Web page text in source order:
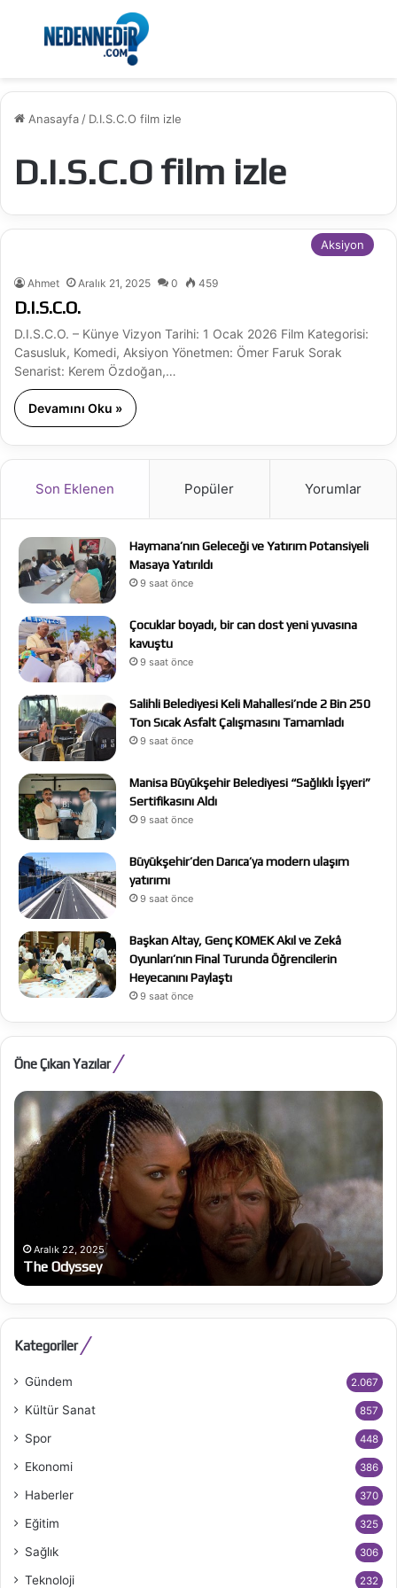
Menü
Anasayfa / D.I.S.C.O film izle
D.I.S.C.O film izle
Aksiyon
Ahmet Aralık 21, 2025 0 459
D.I.S.C.O.
D.I.S.C.O. – Künye Vizyon Tarihi: 1 Ocak 2026 Film Kategorisi:
Casusluk, Komedi, Aksiyon Yönetmen: Ömer Faruk Sorak
Senarist: Kerem Özdoğan,…
Devamını Oku »
Son Eklenen Popüler Yorumlar
Haymana’nın Geleceği ve Yatırım Potansiyeli
Masaya Yatırıldı
9 saat önce
Çocuklar boyadı, bir can dost yeni yuvasına
kavuştu
9 saat önce
Salihli Belediyesi Keli Mahallesi’nde 2 Bin 250
Ton Sıcak Asfalt Çalışmasını Tamamladı
9 saat önce
Manisa Büyükşehir Belediyesi “Sağlıklı İşyeri”
Sertifikasını Aldı
9 saat önce
Büyükşehir’den Darıca’ya modern ulaşım
yatırımı
9 saat önce
Başkan Altay, Genç KOMEK Akıl ve Zekâ
Oyunları’nın Final Turunda Öğrencilerin
Heyecanını Paylaştı
9 saat önce
Öne Çıkan Yazılar
The
Odyssey
Aralık 22, 2025
The Odyssey
Kategoriler
Gündem 2.067
Kültür Sanat 857
Spor 448
Ekonomi 386
Haberler 370
Eğitim 325
Sağlık 306
Teknoloji 232